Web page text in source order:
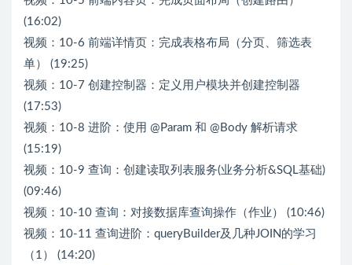
(16:02)
视频：10-6 前端详情页：完成表格布局（分页、筛选表
单） (19:25)
视频：10-7 创建控制器：定义用户模块并创建控制器
(17:53)
视频：10-8 进阶：使用 @Param 和 @Body 解析请求
(15:19)
视频：10-9 查询：创建读取列表服务(业务分析&SQL基础)
(09:46)
视频：10-10 查询：对接数据库查询操作（作业） (10:46)
视频：10-11 查询进阶：queryBuilder及几种JOIN的学习
（1） (14:20)